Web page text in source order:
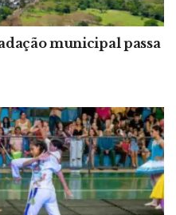
municipal passa